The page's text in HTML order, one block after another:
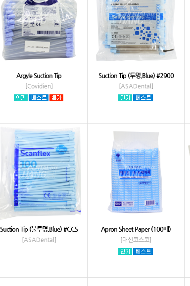
Argyle Suction Tip
[Covidien]
Suction Tip (투명,Blue) #2900
[ASADental]
Suction Tip (불투명,Blue) #CCS
[ASADental]
Apron Sheet Paper (100매)
[대신코스코]